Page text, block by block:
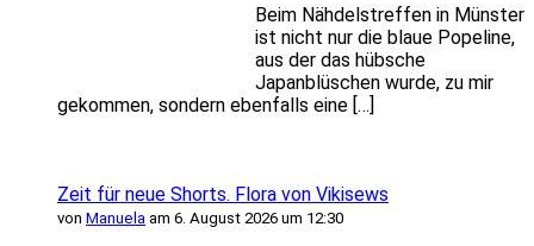
Beim Nähdelstreffen in Münster
ist nicht nur die blaue Popeline,
aus der das hübsche
Japanblüschen wurde, zu mir
gekommen, sondern ebenfalls eine […]
Zeit für neue Shorts. Flora von Vikisews
von Manuela am 6. August 2026 um 12:30